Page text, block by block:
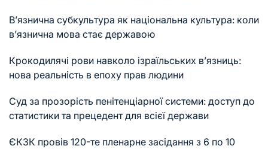
В’язнична субкультура як національна культура: коли
в’язнична мова стає державою
Крокодилячі рови навколо ізраїльських в’язниць:
нова реальність в епоху прав людини
Суд за прозорість пенітенціарної системи: доступ до
статистики та прецедент для всієї держави
ЄКЗК провів 120-те пленарне засідання з 6 по 10